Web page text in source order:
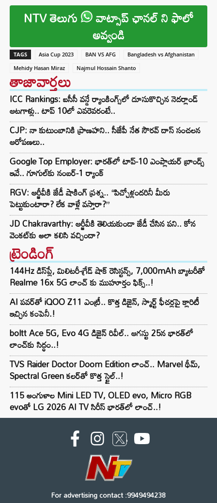
NTV తెలుగు వాట్సాప్ ఛానల్ ని ఫాలో
అవ్వండి
TAGS Asia Cup 2023 BAN VS AFG
Bangladesh vs Afghanistan
Mehidy Hasan Miraz
Najmul Hossain Shanto
తాజావార్తలు
ICC Rankings: ఐసీసీ వన్డే ర్యాంకింగ్స్‌లో దూసుకొచ్చిన నెదర్లాండ్
ఆటగాళ్లు.. టాప్ 10లో ఎవరెవరంటే..
CJP: నా కుటుంబానికి ప్రాణహని.. సీజేపీ నేత సౌరవ్ దాస్ సంచలన
ఆరోపణలు..
Google Top Employer: భారత్‌లో టాప్-10 ఎంప్లాయర్ బ్రాండ్స్
ఇవే.. గూగుల్‌కు నంబర్-1 ర్యాంక్
RGV: ఆర్జీవీకి జేడీ షాకింగ్ ప్రశ్న.. “పిచ్చోళ్లందరినీ మీరు
పెట్టుకుంటారా? లేక వాళ్లే వస్తారా?”
JD Chakravarthy: ఆర్జీవీకి తెలియకుండా జేడీ చేసిన పని.. కోన
వెంకట్‌కు అలా కలిసి వచ్చిందా?
ట్రెండింగ్‌
144Hz డిస్‌ప్లే, మిలిటరీ-గ్రేడ్ షాక్ రెసిస్టన్స్, 7,000mAh బ్యాటరీతో
Realme 16x 5G లాంచ్ కు ముహూర్తం ఫిక్స్..!
AI పవర్‌తో iQOO Z11 ఎంట్రీ.. కొత్త డిజైన్, స్మార్ట్ ఫీచర్లపై క్లారిటీ
ఇచ్చిన కంపెనీ.!
boltt Ace 5G, Evo 4G డిజైన్ రివీల్.. ఆగస్టు 25న భారత్‌లో
లాంచ్‌కు సిద్ధం..!
TVS Raider Doctor Doom Edition లాంచ్.. Marvel థీమ్,
Spectral Green కలర్‌తో కొత్త స్టైల్..!
115 అంగుళాల Mini LED TV, OLED evo, Micro RGB
evoతో LG 2026 AI TV సిరీస్ భారత్‌లో లాంచ్..!
For advertising contact :9949494238